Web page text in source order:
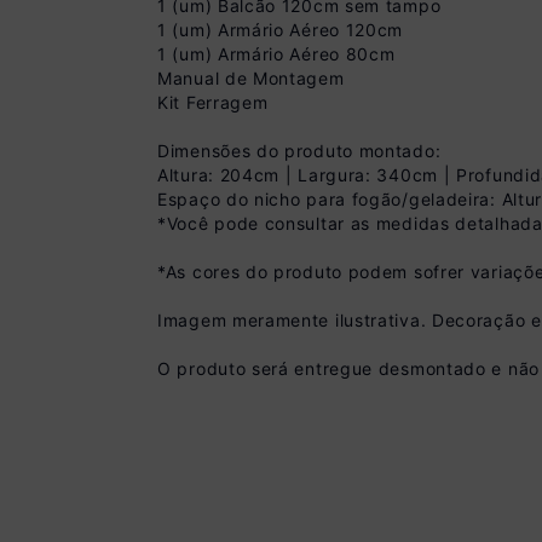
Pix
R$ 1.619,99 à
(10 % de desconto)
Você economiza
1 (um) Balcão 120cm sem tampo
1 (um) Armário Aéreo 120cm
1 (um) Armário Aéreo 80cm
Manual de Montagem
Kit Ferragem
Dimensões do produto montado:
Altura: 204cm | Largura: 340cm |
Espaço do nicho para fogão/geladeira:
*Você pode consultar as medidas
*As cores do produto podem sofrer
Imagem meramente ilustrativa. Decoração
O produto será entregue desmontado e